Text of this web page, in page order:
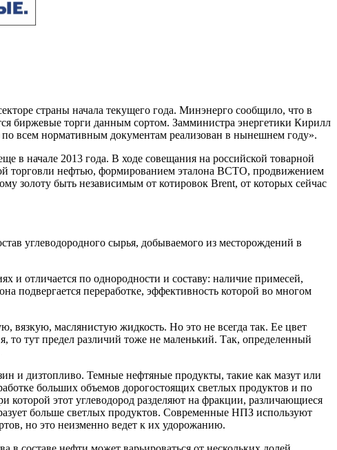
страны начала текущего года. Минэнерго сообщило, что в
биржевые торги данным сортом. Замминистра энергетики Кирилл
всем нормативным документам реализован в нынешнем году».
в начале 2013 года. В ходе совещания на российской товарной
торговли нефтью, формированием эталона ВСТО, продвижением
золоту быть независимым от котировок Brent, от которых сейчас
углеводородного сырья, добываемого из месторождений в
и отличается по однородности и составу: наличие примесей,
подвергается переработке, эффективность которой во многом
вязкую, маслянистую жидкость. Но это не всегда так. Ее цвет
то тут предел различий тоже не маленький. Так, определенный
и дизтопливо. Темные нефтяные продукты, такие как мазут или
больших объемов дорогостоящих светлых продуктов и по
которой этот углеводород разделяют на фракции, различающиеся
больше светлых продуктов. Современные НПЗ используют
но это неизменно ведет к их удорожанию.